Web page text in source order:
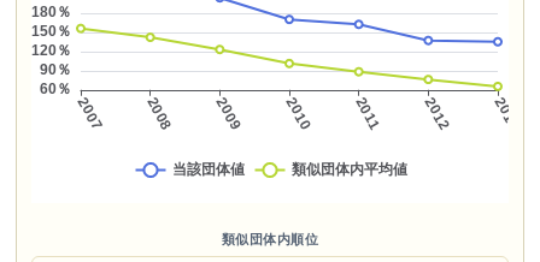
類似団体内順位